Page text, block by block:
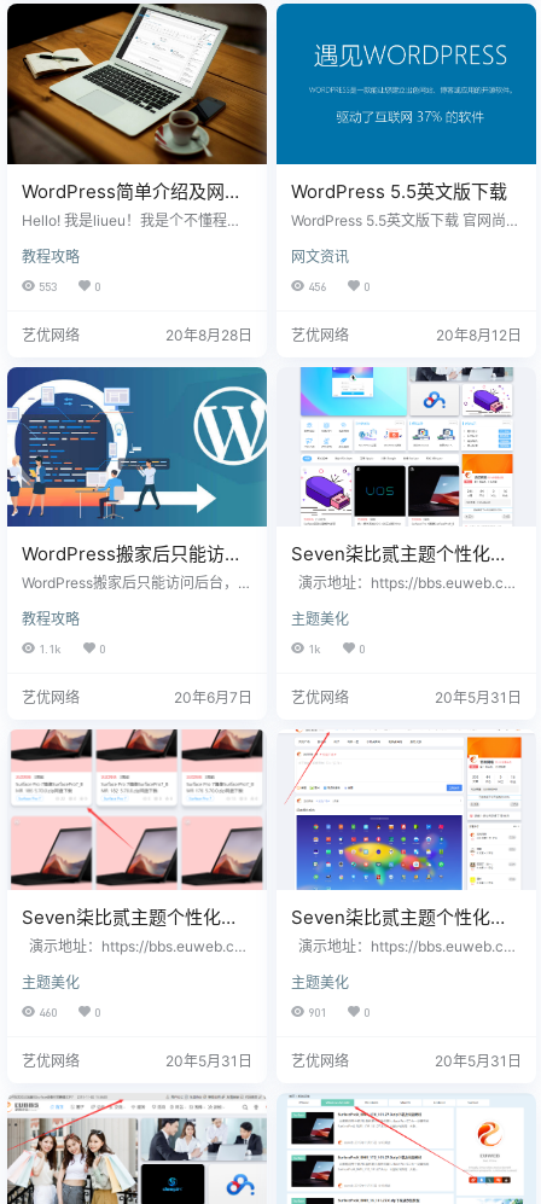
很容易，都不用点击删除键，只需
要修改二步的操作就可以完成。 进
入WordPress后台——设置——撰
写，在撰写设置选择页面“默认文…
WordPress简单介绍及网站
建设流程
Hello! 我是liueu！我是个不懂程式
客户做漂亮的网站，今天来跟大家
分享，如何不用写程式也能快速的
做一个自己的网站或博客。 在开始
教学都是特别针对不懂程式代码的
懂的地方，欢迎到我们 WordPress
不懂程式的新手社团，与网友们一
起学习，看看liueu帮你们整理…
教程攻略
553 0
艺优网络 20年8月28日
WordPress 5.5英文版下载
WordPress 5.5英文版下载 官网尚未
（最新版5.4.2）
网文资讯
456 0
艺优网络 20年8月12日
WordPress搬家后只能访问
后台，前端一片空白的解决
WordPress搬家后只能访问后台，前
个情况的时候我以为是CDN的以及
缓存的原因，刷新了CDN以及清理
统、无限搬家依旧如此。最后出门
的原因，我就切换了官方主题，然
后再切换回来使用的主题，还是觉
得不放心，又选中所有插件，选择
“禁用”，然后再“启用”，换个浏览器
打开，哦豁，问题得…
教程攻略
1.1k 0
艺优网络 20年6月7日
Seven柒比贰主题个性化定
制 艺优论坛 整站美化代码
演示地址：https://bbs.euweb.cn
式; 2、如需单独定制可联系站长。
3、注：全站代码部分涉及到两个独
一同完善。 4、美化代码为全站美化
了相关位置，大家可以自己选择需
要的部分。 修改教程： 1、首先安
装Seven主题的子主题； 2、找到子
主题文…
主题美化
1k 0
艺优网络 20年5月31日
Seven柒比贰主题个性化定
制网格模式下文章部分修改
演示地址：https://bbs.euweb.cn
小; 2、新增了文章标题鼠标划过颜
色变化； 3、修改了缩略图大小；
装Seven主题的子主题； 2、找到子
ld 3、找到【style.css】文件，添加
以下代码
主题美化
460 0
艺优网络 20年5月31日
Seven柒比贰主题个性化定
制主菜单风格修改
演示地址：https://bbs.euweb.cn
色; 2、新增了主导航划过颜色变
化。 修改教程： 1、首先安装Seve
找到【style.css】文件，添加以下
u-top ul > li > …
主题美化
901 0
艺优网络 20年5月31日